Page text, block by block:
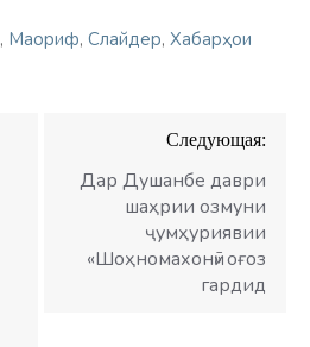
, Маориф, Слайдер, Хабарҳои
Следующая:
Дар Душанбе даври
шаҳрии озмуни
ҷумҳуриявии
«Шоҳномахонӣ» оғоз
гардид